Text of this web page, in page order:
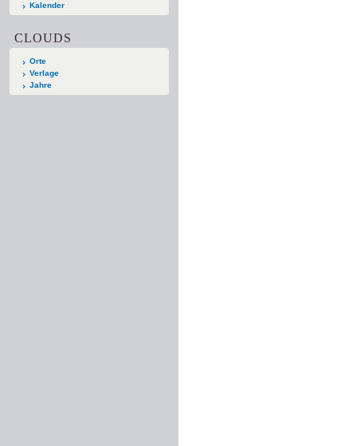
Kalender
CLOUDS
Orte
Verlage
Jahre